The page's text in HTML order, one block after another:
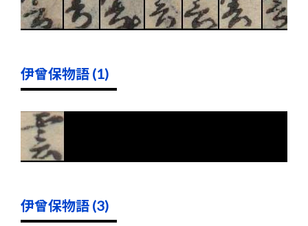
伊曾保物語 (1)
伊曾保物語 (3)